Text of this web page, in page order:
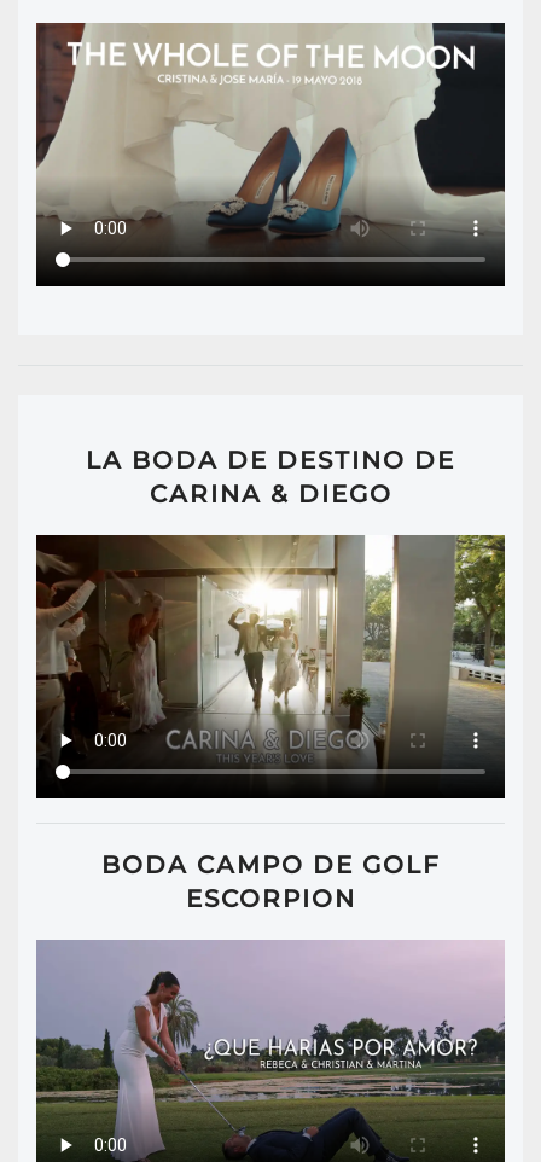
LA BODA DE DESTINO DE
CARINA & DIEGO
BODA CAMPO DE GOLF
ESCORPION